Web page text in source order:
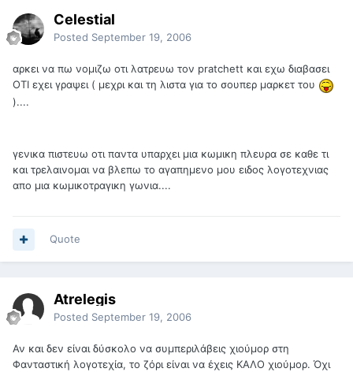
Celestial
Posted September 19, 2006
αρκει να πω νομιζω οτι λατρευω τον pratchett και εχω διαβασει
ΟΤΙ εχει γραψει ( μεχρι και τη λιστα για το σουπερ μαρκετ του
)....
γενικα πιστευω οτι παντα υπαρχει μια κωμικη πλευρα σε καθε τι
και τρελαινομαι να βλεπω το αγαπημενο μου ειδος λογοτεχνιας
απο μια κωμικοτραγικη γωνια....
Quote
Atrelegis
Posted September 19, 2006
Αν και δεν είναι δύσκολο να συμπεριλάβεις χιούμορ στη
Φανταστική λογοτεχία, το ζόρι είναι να έχεις ΚΑΛΟ χιούμορ. Όχι